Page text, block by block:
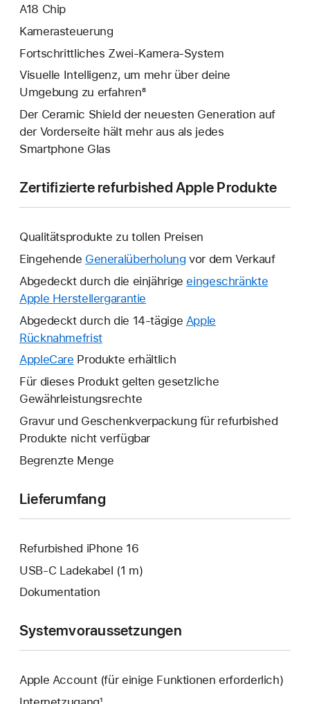
A18 Chip
Kamera­steuerung
Fortschrittliches Zwei‑Kamera‑System
Visuelle Intelligenz, um mehr über deine
Umgebung zu erfahren⁸
Der Ceramic Shield der neuesten Generation auf
der Vorderseite hält mehr aus als jedes
Smartphone Glas
Zertifizierte refurbished Apple Produkte
Qualitätsprodukte zu tollen Preisen
Eingehende Generalüberholung vor dem Verkauf
Abgedeckt durch die einjährige eingeschränkte
Apple Herstellergarantie
neues
geöffnet.
Abgedeckt durch die 14-tägige Apple
RücknahmefristEin
neues
wird
geöffnet.
AppleCare Ein
neues
Fenster
geöffnet.
Produkte erhältlich
Für dieses Produkt gelten gesetzliche
Gewährleistungsrechte
Gravur und Geschenkverpackung für refurbished
Produkte nicht verfügbar
Begrenzte Menge
Lieferumfang
Refurbished iPhone 16
USB‑C Ladekabel (1 m)
Dokumentation
Systemvoraussetzungen
Apple Account (für einige Funktionen erforderlich)